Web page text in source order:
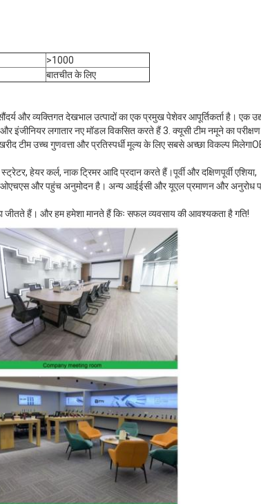
>1000
बातचीत के लिए
और व्यक्तिगत देखभाल उत्पादों का एक प्रमुख पेशेवर आपूर्तिकर्ता है। एक
इंजीनियर लगातार नए मॉडल विकसित करते हैं 3. क्यूसी टीम नमूने का
टीम उच्च गुणवत्ता और प्रतिस्पर्धी मूल्य के लिए सबसे अच्छा विकल्प
हेयर कर्ल, नाक ट्रिमर आदि प्रदान करते हैं।पूर्वी और दक्षिणपूर्वी एशिया,
और पहुंच अनुमोदन है। अन्य आईईसी और यूएल प्रमाणन और अनुरोध
जीतते हैं। और हम हमेशा मानते हैं किः सफल व्यवसाय की आवश्यकता है गति!